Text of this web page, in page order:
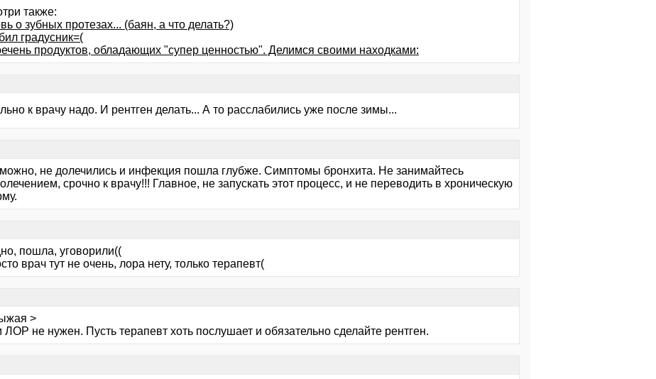
также:
о зубных протезах... (баян, а что делать?)
градусник=(
продуктов, обладающих "супер ценностью". Делимся своими находками:
к врачу надо. И рентген делать... А то расслабились уже после зимы...
не долечились и инфекция пошла глубже. Симптомы бронхита. Не занимайтесь
срочно к врачу!!! Главное, не запускать этот процесс, и не переводить в хроническую
пошла, уговорили((
врач тут не очень, лора нету, только терапевт(
>
ЛОР не нужен. Пусть терапевт хоть послушает и обязательно сделайте рентген.